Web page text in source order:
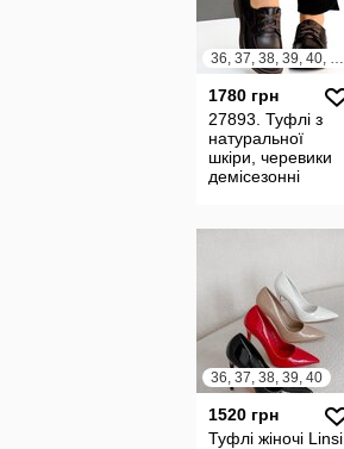
36, 37, 38, 39, 40, 41
1780 грн
27893. Туфлі з
натуральної
шкіри, черевики
демісезонні
36, 37, 38, 39, 40
1520 грн
Туфлі жіночі Linsi